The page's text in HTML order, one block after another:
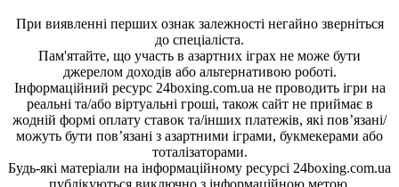
При виявленні перших ознак залежності негайно зверніться
до спеціаліста.
Пам'ятайте, що участь в азартних іграх не може бути
джерелом доходів або альтернативою роботі.
Інформаційний ресурс 24boxing.com.ua не проводить ігри на
реальні та/або віртуальні гроші, також сайт не приймає в
жодній формі оплату ставок та/інших платежів, які пов’язані/
можуть бути пов’язані з азартними іграми, букмекерами або
тоталізаторами.
Будь-які матеріали на інформаційному ресурсі 24boxing.com.ua
публікуються виключно з інформаційною метою.